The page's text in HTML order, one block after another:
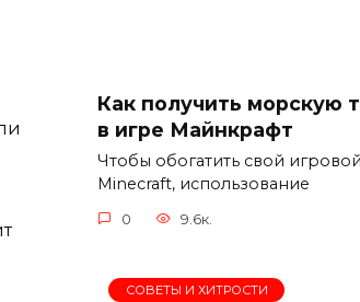
Как получить морскую
в игре Майнкрафт
Чтобы обогатить свой
Minecraft, использование
0 9.6к.
СОВЕТЫ И ХИТРОСТИ